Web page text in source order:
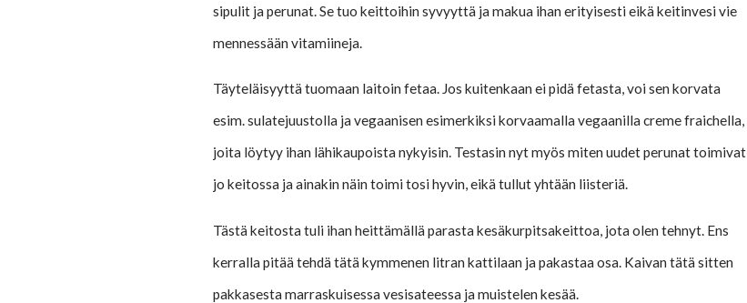
sipulit ja perunat. Se tuo keittoihin syvyyttä ja makua ihan erityisesti eikä keitinvesi vie
mennessään vitamiineja.
Täyteläisyyttä tuomaan laitoin fetaa. Jos kuitenkaan ei pidä fetasta, voi sen korvata
esim. sulatejuustolla ja vegaanisen esimerkiksi korvaamalla vegaanilla creme fraichella,
joita löytyy ihan lähikaupoista nykyisin. Testasin nyt myös miten uudet perunat toimivat
jo keitossa ja ainakin näin toimi tosi hyvin, eikä tullut yhtään liisteriä.
Tästä keitosta tuli ihan heittämällä parasta kesäkurpitsakeittoa, jota olen tehnyt. Ens
kerralla pitää tehdä tätä kymmenen litran kattilaan ja pakastaa osa. Kaivan tätä sitten
pakkasesta marraskuisessa vesisateessa ja muistelen kesää.